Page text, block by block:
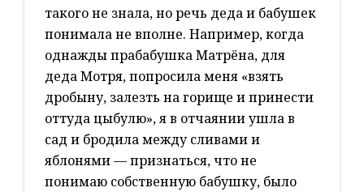
такого не знала, но речь деда и бабушек
понимала не вполне. Например, когда
однажды прабабушка Матрёна, для
деда Мотря, попросила меня «взять
дробыну, залезть на горище и принести
оттуда цыбулю», я в отчаянии ушла в
сад и бродила между сливами и
яблонями — признаться, что не
понимаю собственную бабушку, было